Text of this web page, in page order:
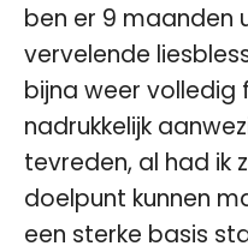
ben er 9 maanden
vervelende
bijna weer volledig
nadrukkelijk
tevreden, al had ik
doelpunt kunnen
een sterke basis